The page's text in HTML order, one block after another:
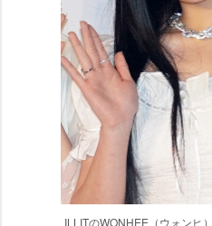
ILLITのWONHEE（ウォンヒ